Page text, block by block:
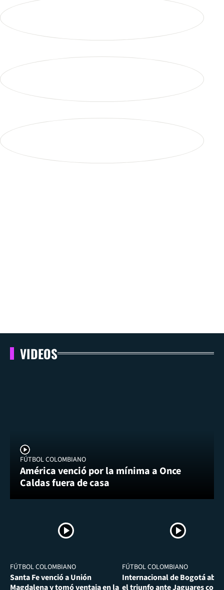
VIDEOS
FÚTBOL COLOMBIANO
América venció por la mínima a Once
Caldas fuera de casa
FÚTBOL COLOMBIANO
Santa Fe venció a Unión
Magdalena y tomó ventaja en la
FÚTBOL COLOMBIANO
Internacional de Bogotá
el triunfo ante Jaguares con